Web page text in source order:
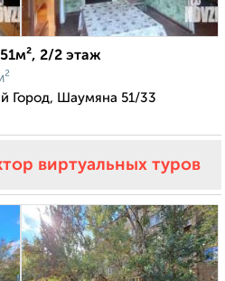
2/2 этаж
Город, Шаумяна 51/33
виртуальных туров